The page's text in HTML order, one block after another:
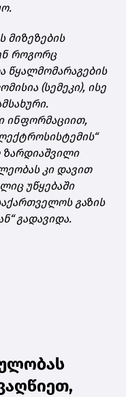
მიზეზების
როგორც
წყალმომარაგების
(სემეკი), ისე
ინფორმაციით,
კი დავით
უწყებაში
გაზის
გადავიდა.